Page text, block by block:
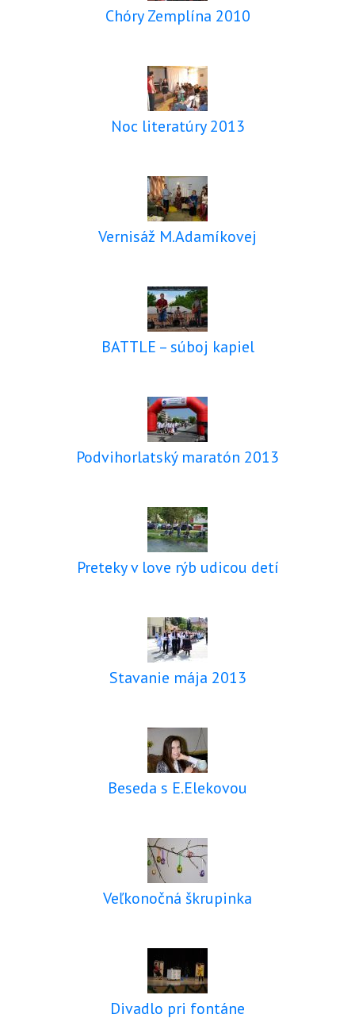
Chóry Zemplína 2010
Noc literatúry 2013
Vernisáž M.Adamíkovej
BATTLE – súboj kapiel
Podvihorlatský maratón 2013
Preteky v love rýb udicou detí
Stavanie mája 2013
Beseda s E.Elekovou
Veľkonočná škrupinka
Divadlo pri fontáne